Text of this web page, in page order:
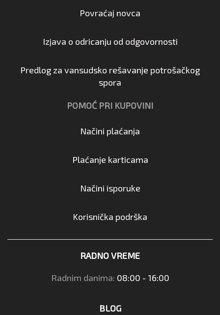
Povraćaj novca
Izjava o odricanju od odgovornosti
Predlog za vansudsko rešavanje potrošačkog
spora
POMOĆ PRI KUPOVINI
Načini plaćanja
Plaćanje karticama
Načini isporuke
Korisnička podrška
RADNO VREME
Radnim danima: 08:00 - 16:00
BLOG